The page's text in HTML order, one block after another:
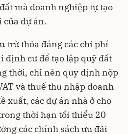
mà doanh nghiệp tự tạo
của dự án.
trừ thỏa đáng các chi phí
định cư để tạo lập quỹ đất
thời, chỉ nên quy định nộp
và thuế thu nhập doanh
xuất, các dự án nhà ở cho
thời hạn tối thiểu 20
các chính sách ưu đãi